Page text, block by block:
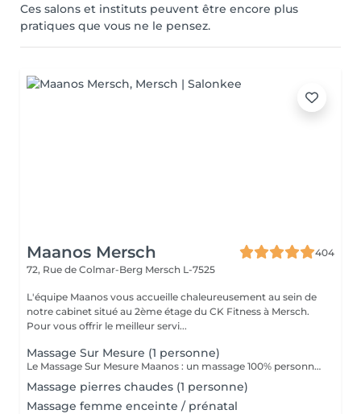
Ces salons et instituts peuvent être encore plus
pratiques que vous ne le pensez.
Maanos Mersch
404
72, Rue de Colmar-Berg Mersch L-7525
L'équipe Maanos vous accueille chaleureusement au sein de
notre cabinet situé au 2ème étage du CK Fitness à Mersch.
Pour vous offrir le meilleur servi...
Massage Sur Mesure (1 personne)
Le Massage Sur Mesure Maanos : un massage 100% personnalisé en fonction de vos besoins et de vos envies !
Massage pierres chaudes (1 personne)
Massage femme enceinte / prénatal